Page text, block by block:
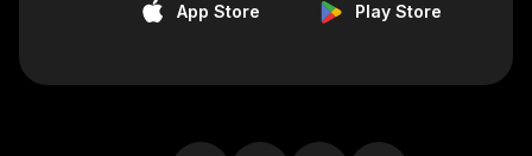
App Store Play Store